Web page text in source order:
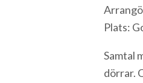
Plats:
Samtal
dörrar.